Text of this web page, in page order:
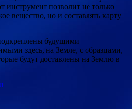
инструмент позволит не только
вещество, но и составлять карту
будущими
здесь, на Земле, с образцами,
будут доставлены на Землю в